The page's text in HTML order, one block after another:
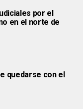
por el
en el norte de
quedarse con el